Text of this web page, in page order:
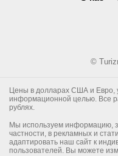
©
Цены в долларах США и Евро,
информационной целью. Все
рублях.
Мы используем информацию,
частности, в рекламных и
адаптировать наш сайт к
пользователей. Вы можете